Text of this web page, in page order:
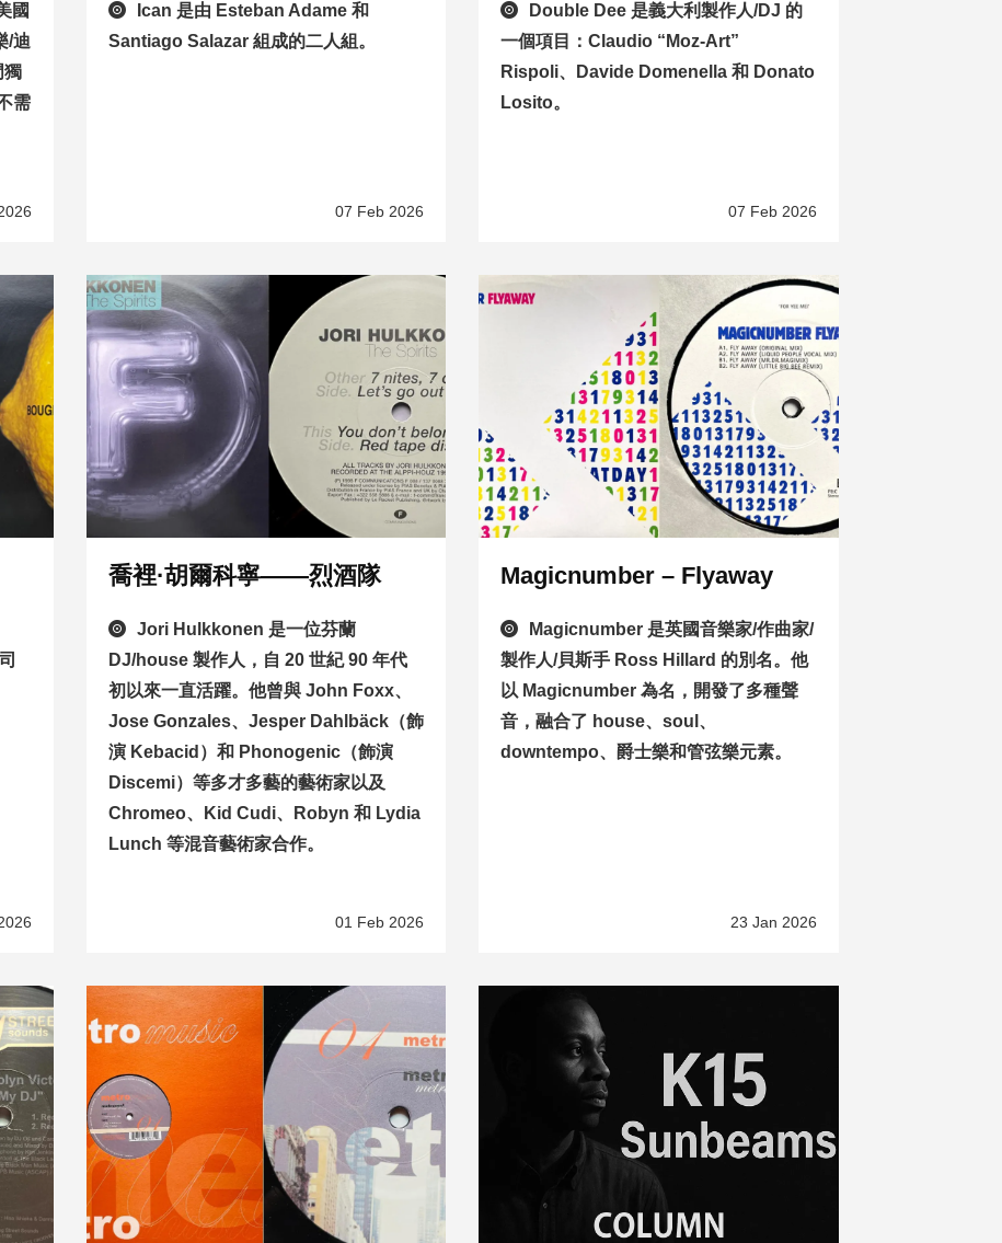
國
/迪
獨
需
Ican 是由 Esteban Adame 和
Santiago Salazar 組成的二人組。
07 Feb 2026
Double Dee 是義大利製作人/DJ 的
一個項目：Claudio “Moz-Art”
Rispoli、Davide Domenella 和 Donato
Losito。
07 Feb 2026
喬裡·胡爾科寧——烈酒隊
Jori Hulkkonen 是一位芬蘭
DJ/house 製作人，自 20 世紀 90 年代
初以來一直活躍。他曾與 John Foxx、
Jose Gonzales、Jesper Dahlbäck（飾
演 Kebacid）和 Phonogenic（飾演
Discemi）等多才多藝的藝術家以及
Chromeo、Kid Cudi、Robyn 和 Lydia
Lunch 等混音藝術家合作。
01 Feb 2026
Magicnumber – Flyaway
Magicnumber 是英國音樂家/作曲家/
製作人/貝斯手 Ross Hillard 的別名。他
以 Magicnumber 為名，開發了多種聲
音，融合了 house、soul、
downtempo、爵士樂和管弦樂元素。
23 Jan 2026